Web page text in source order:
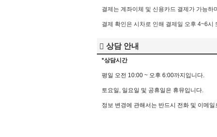
결제는 계좌이체 및 신용카드 결제가 가능
결제 확인은 시차로 인해 결제일 오후 4~6
상담 안내
*상담시간
평일 오전 10:00 ~ 오후 6:00까지입니다.
토요일 , 일요일 및 공휴일은 휴뮤입니다.
정보 변경에 관해서는 반드시 전화 및 이메일